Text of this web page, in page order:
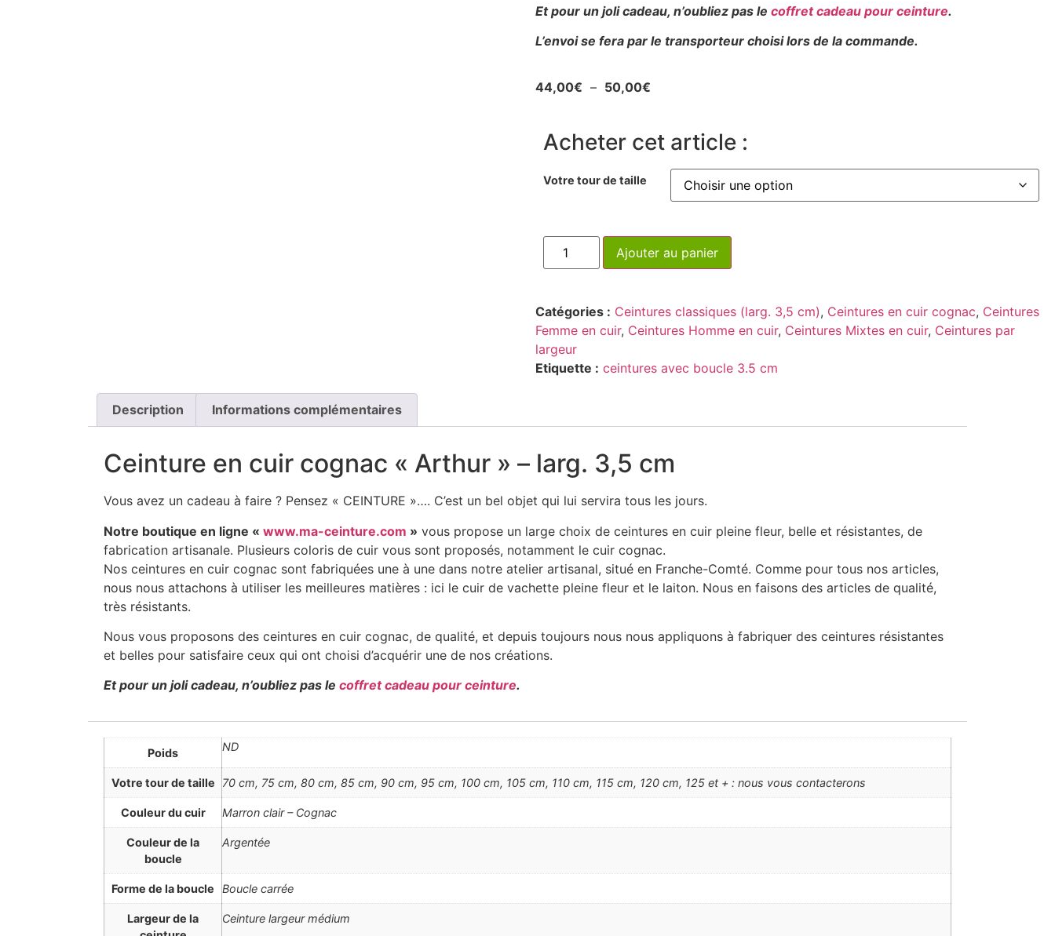
Et pour un joli cadeau, n’oubliez pas le coffret cadeau pour ceinture.
L’envoi se fera par le transporteur choisi lors de la commande.
44,00€ – 50,00€
Acheter cet article :
Votre tour de taille
Ajouter au panier
Catégories : Ceintures classiques (larg. 3,5 cm), Ceintures en cuir cognac, Ceintures
Femme en cuir, Ceintures Homme en cuir, Ceintures Mixtes en cuir, Ceintures par
largeur
Etiquette : ceintures avec boucle 3.5 cm
Description Informations complémentaires
Ceinture en cuir cognac « Arthur » – larg. 3,5 cm
Vous avez un cadeau à faire ? Pensez « CEINTURE »…. C’est un bel objet qui lui servira tous les jours.
Notre boutique en ligne « www.ma-ceinture.com » vous propose un large choix de ceintures en cuir pleine fleur, belle et résistantes, de
fabrication artisanale. Plusieurs coloris de cuir vous sont proposés, notamment le cuir cognac.
Nos ceintures en cuir cognac sont fabriquées une à une dans notre atelier artisanal, situé en Franche-Comté. Comme pour tous nos articles,
nous nous attachons à utiliser les meilleures matières : ici le cuir de vachette pleine fleur et le laiton. Nous en faisons des articles de qualité,
très résistants.
Nous vous proposons des ceintures en cuir cognac, de qualité, et depuis toujours nous nous appliquons à fabriquer des ceintures résistantes
et belles pour satisfaire ceux qui ont choisi d’acquérir une de nos créations.
Et pour un joli cadeau, n’oubliez pas le coffret cadeau pour ceinture.
Poids ND
Votre tour de taille 70 cm, 75 cm, 80 cm, 85 cm, 90 cm, 95 cm, 100 cm, 105 cm, 110 cm, 115 cm, 120 cm, 125 et + : nous vous contacterons
Couleur du cuir Marron clair – Cognac
Couleur de la
boucle
Argentée
Forme de la boucle Boucle carrée
Largeur de la
Ceinture largeur médium